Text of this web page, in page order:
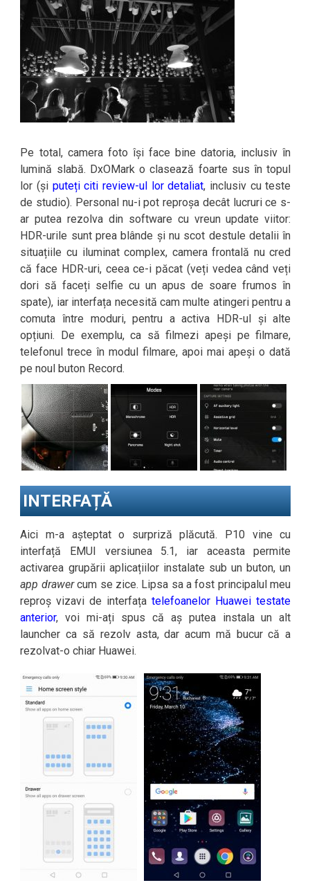
Pe total, camera foto își face bine datoria, inclusiv în
lumină slabă. DxOMark o clasează foarte sus în topul
lor (și puteți citi review-ul lor detaliat, inclusiv cu teste
de studio). Personal nu-i pot reproșa decât lucruri ce s-
ar putea rezolva din software cu vreun update viitor:
HDR-urile sunt prea blânde și nu scot destule detalii în
situațiile cu iluminat complex, camera frontală nu cred
că face HDR-uri, ceea ce-i păcat (veți vedea când veți
dori să faceți selfie cu un apus de soare frumos în
spate), iar interfața necesită cam multe atingeri pentru a
comuta între moduri, pentru a activa HDR-ul și alte
opțiuni. De exemplu, ca să filmezi apeși pe filmare,
telefonul trece în modul filmare, apoi mai apeși o dată
pe noul buton Record.
INTERFAȚĂ
Aici m-a așteptat o surpriză plăcută. P10 vine cu
interfață EMUI versiunea 5.1, iar aceasta permite
activarea grupării aplicațiilor instalate sub un buton, un
app drawercum se zice. Lipsa sa a fost principalul meu
reproș vizavi de interfațatelefoanelor Huawei testate
anterior, voi mi-ați spus că aș putea instala un alt
launcher ca să rezolv asta, dar acum mă bucur că a
rezolvat-o chiar Huawei.